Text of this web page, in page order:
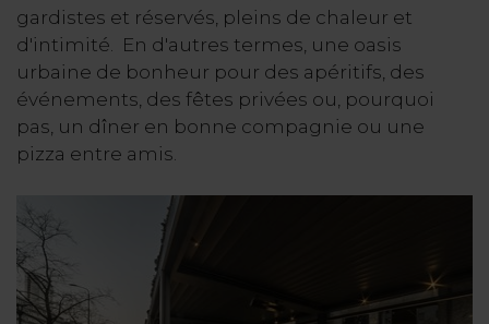
gardistes et réservés, pleins de chaleur et
d'intimité. En d'autres termes, une oasis
urbaine de bonheur pour des apéritifs, des
événements, des fêtes privées ou, pourquoi
pas, un dîner en bonne compagnie ou une
pizza entre amis.